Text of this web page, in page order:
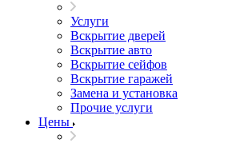
Услуги
Вскрытие дверей
Вскрытие авто
Вскрытие сейфов
Вскрытие гаражей
Замена и установка
Прочие услуги
Цены